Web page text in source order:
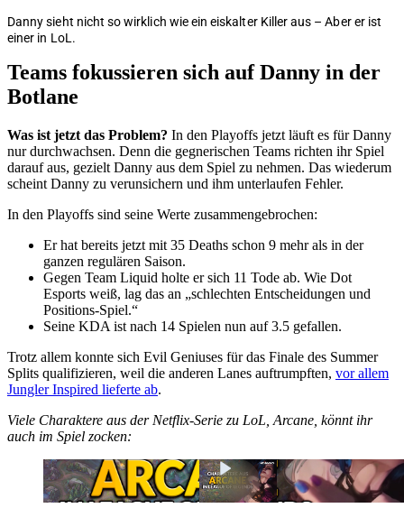
Danny sieht nicht so wirklich wie ein eiskalter Killer aus – Aber er ist
einer in LoL.
Teams fokussieren sich auf Danny in der
Botlane
Was ist jetzt das Problem? In den Playoffs jetzt läuft es für Danny
nur durchwachsen. Denn die gegnerischen Teams richten ihr Spiel
darauf aus, gezielt Danny aus dem Spiel zu nehmen. Das wiederum
scheint Danny zu verunsichern und ihm unterlaufen Fehler.
In den Playoffs sind seine Werte zusammengebrochen:
Er hat bereits jetzt mit 35 Deaths schon 9 mehr als in der
ganzen regulären Saison.
Gegen Team Liquid holte er sich 11 Tode ab. Wie Dot
Esports weiß, lag das an „schlechten Entscheidungen und
Positions-Spiel.“
Seine KDA ist nach 14 Spielen nun auf 3.5 gefallen.
Trotz allem konnte sich Evil Geniuses für das Finale des Summer
Splits qualifizieren, weil die anderen Lanes auftrumpften, vor allem
Jungler Inspired lieferte ab.
Viele Charaktere aus der Netflix-Serie zu LoL, Arcane, könnt ihr
auch im Spiel zocken: